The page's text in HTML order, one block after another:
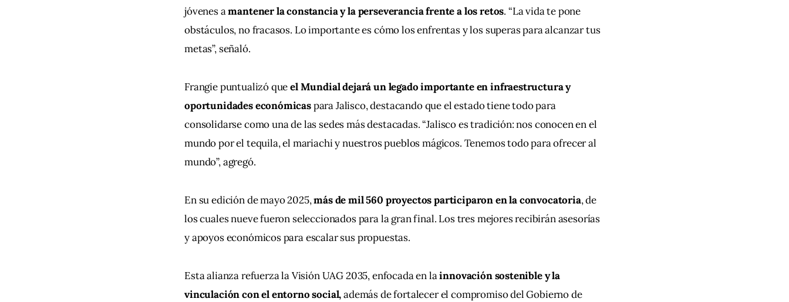
jóvenes a mantener la constancia y la perseverancia frente a los retos. “La vida te pone
obstáculos, no fracasos. Lo importante es cómo los enfrentas y los superas para alcanzar tus
metas”, señaló.
Frangie puntualizó que el Mundial dejará un legado importante en infraestructura y
oportunidades económicas para Jalisco, destacando que el estado tiene todo para
consolidarse como una de las sedes más destacadas. “Jalisco es tradición: nos conocen en el
mundo por el tequila, el mariachi y nuestros pueblos mágicos. Tenemos todo para ofrecer al
mundo”, agregó.
En su edición de mayo 2025, más de mil 560 proyectos participaron en la convocatoria, de
los cuales nueve fueron seleccionados para la gran final. Los tres mejores recibirán asesorías
y apoyos económicos para escalar sus propuestas.
Esta alianza refuerza la Visión UAG 2035, enfocada en la innovación sostenible y la
vinculación con el entorno social, además de fortalecer el compromiso del Gobierno de